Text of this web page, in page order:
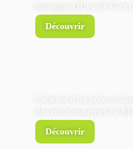
musique à Rive-de-Gier
Découvrir
de l'école maternelle à
Découvrir